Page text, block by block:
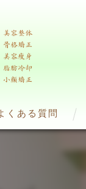
くある質問